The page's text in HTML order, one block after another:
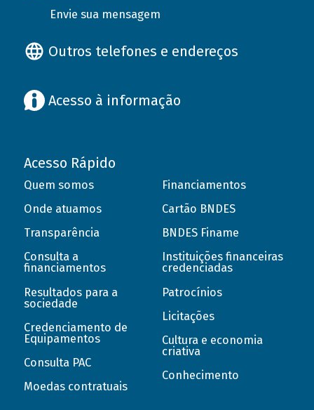
Envie sua mensagem
Outros telefones e endereços
Acesso à informação
Acesso Rápido
Quem somos
Onde atuamos
Transparência
Consulta a
financiamentos
Resultados para a
sociedade
Credenciamento de
Equipamentos
Consulta PAC
Moedas contratuais
Financiamentos
Cartão BNDES
BNDES Finame
Instituições financeiras
credenciadas
Patrocínios
Licitações
Cultura e economia
criativa
Conhecimento